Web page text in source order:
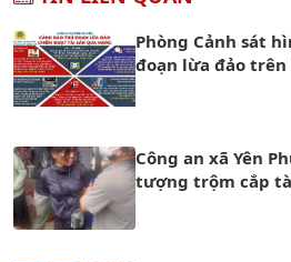
Phòng Cảnh sát
đoạn lừa đảo
Công an xã Yên
tượng trộm cắp